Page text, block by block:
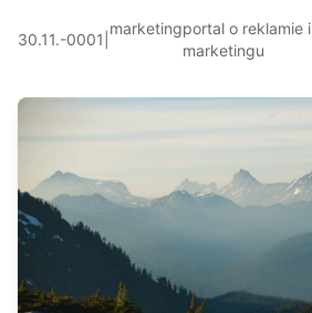
30.11.-0001
marketingportal o reklamie i
marketingu